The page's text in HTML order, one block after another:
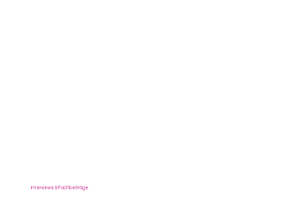
Interviews & Fachbeiträge